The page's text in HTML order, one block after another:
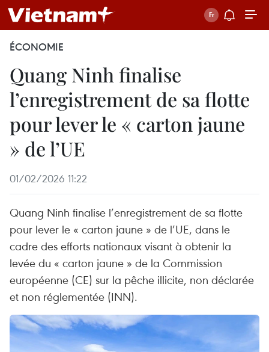
ÉCONOMIE
Quang Ninh finalise
l’enregistrement de sa flotte
pour lever le « carton jaune
» de l’UE
01/02/2026 11:22
Quang Ninh finalise l’enregistrement de sa flotte
pour lever le « carton jaune » de l’UE, dans le
cadre des efforts nationaux visant à obtenir la
levée du « carton jaune » de la Commission
européenne (CE) sur la pêche illicite, non déclarée
et non réglementée (INN).